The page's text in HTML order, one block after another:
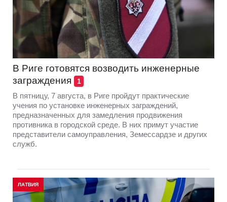
В Риге готовятся возводить инженерные
заграждения
1
В пятницу, 7 августа, в Риге пройдут практические
учения по установке инженерных заграждений,
предназначенных для замедления продвижения
противника в городской среде. В них примут участие
представители самоуправления, Земессардзе и других
служб.
ЛАТВИЯ